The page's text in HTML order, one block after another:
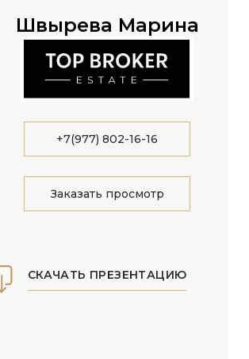
Швырева Марина
+7(977) 802-16-16
Заказать просмотр
СКАЧАТЬ ПРЕЗЕНТАЦИЮ